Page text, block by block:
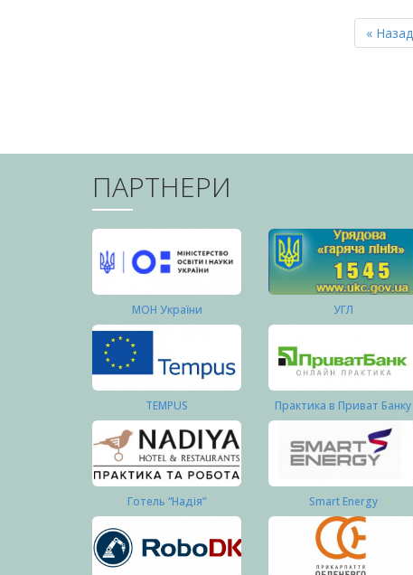
Перша
« Назад
ПАРТНЕРИ
МОН України УГЛ
TEMPUS Практика в Приват Банку
Готель “Надія” Smart Energy